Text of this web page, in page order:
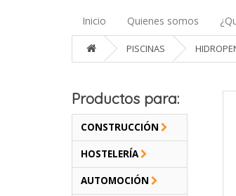
Inicio Quienes somos
PISCINAS
Productos para:
CONSTRUCCIÓN
HOSTELERÍA
AUTOMOCIÓN